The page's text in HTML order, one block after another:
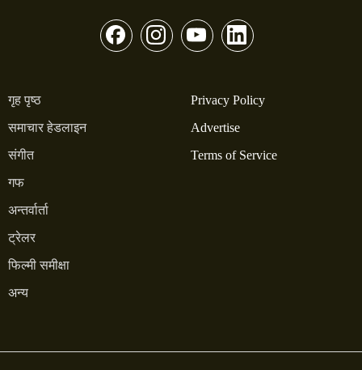
गृह पृष्ठ
समाचार हेडलाइन
संगीत
गफ
अन्तर्वार्ता
ट्रेलर
फिल्मी समीक्षा
अन्य
Privacy Policy
Advertise
Terms of Service